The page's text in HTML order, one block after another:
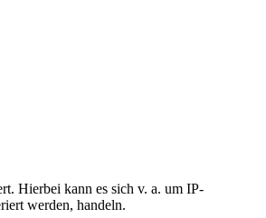
Hierbei kann es sich v. a. um IP-
werden, handeln.